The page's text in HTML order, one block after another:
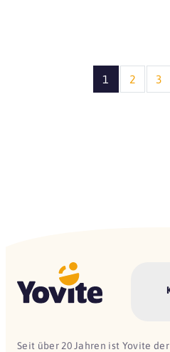
1 2 3
Seit über 20 Jahren ist Yovite